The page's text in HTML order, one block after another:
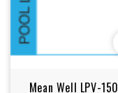
Mean Well LPV-